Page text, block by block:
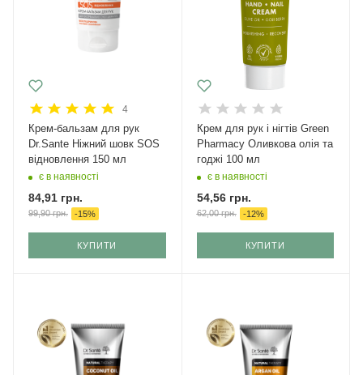
4
Крем-бальзам для рук
Dr.Sante Ніжний шовк SOS
відновлення 150 мл
є в наявності
84,91 грн.
99,90грн. -15%
КУПИТИ
Крем для рук і нігтів Green
Pharmacy Оливкова олія та
годжі 100 мл
є в наявності
54,56грн.
62,00грн. -12%
КУПИТИ